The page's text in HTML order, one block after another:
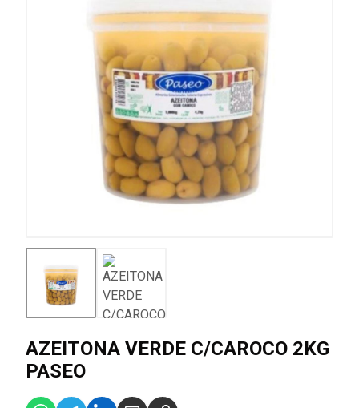
AZEITONA VERDE C/CAROCO 2KG
PASEO